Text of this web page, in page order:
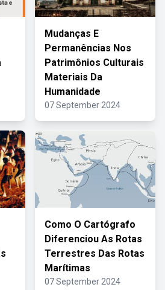
Mudanças E
Permanências Nos
Patrimônios Culturais
Materiais Da
Humanidade
07 September 2024
Como O Cartógrafo
Diferenciou As Rotas
Terrestres Das Rotas
Marítimas
07 September 2024